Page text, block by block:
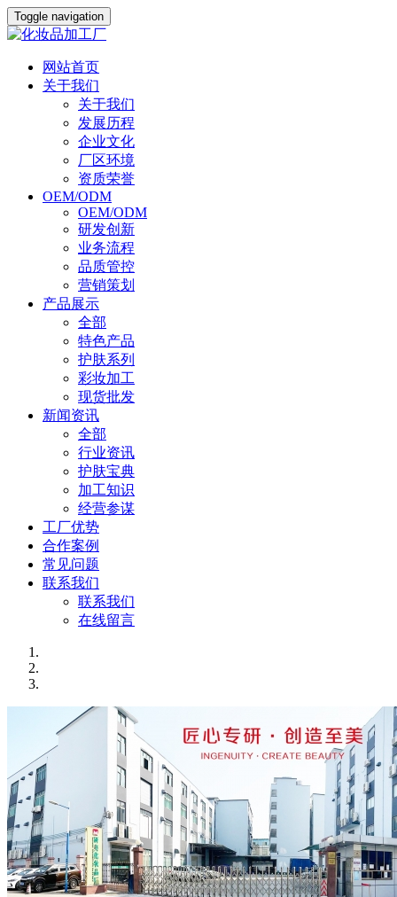
Toggle navigation
网站首页
关于我们
关于我们
发展历程
企业文化
厂区环境
资质荣誉
OEM/ODM
OEM/ODM
研发创新
业务流程
品质管控
营销策划
产品展示
全部
特色产品
护肤系列
彩妆加工
现货批发
新闻资讯
全部
行业资讯
护肤宝典
加工知识
经营参谋
工厂优势
合作案例
常见问题
联系我们
联系我们
在线留言